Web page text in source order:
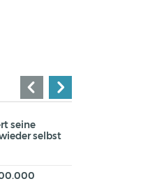
seine
selbst